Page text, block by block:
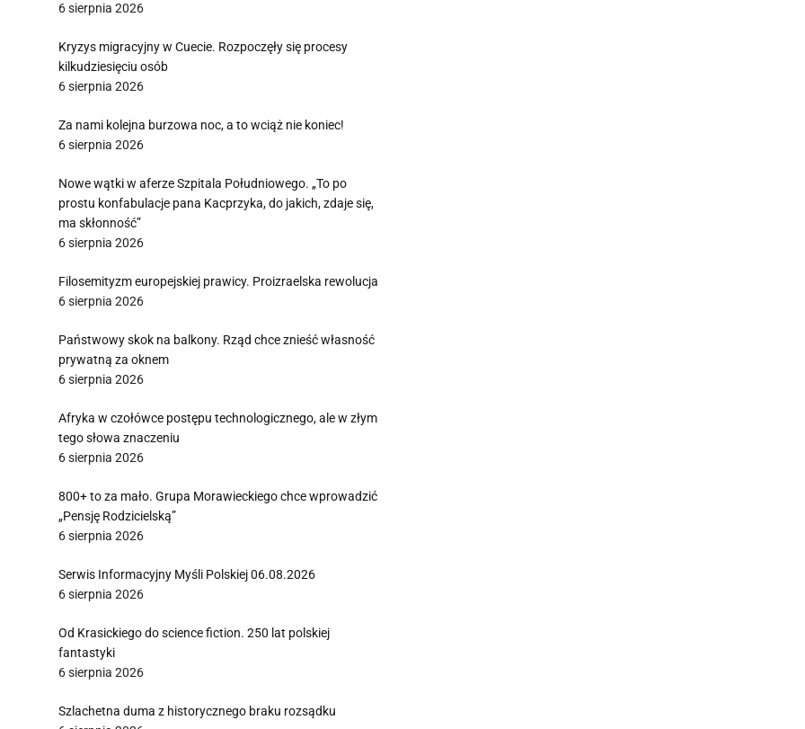
6 sierpnia 2026
Kryzys migracyjny w Cuecie. Rozpoczęły się procesy
kilkudziesięciu osób
6 sierpnia 2026
Za nami kolejna burzowa noc, a to wciąż nie koniec!
6 sierpnia 2026
Nowe wątki w aferze Szpitala Południowego. „To po
prostu konfabulacje pana Kacprzyka, do jakich, zdaje się,
ma skłonność”
6 sierpnia 2026
Filosemityzm europejskiej prawicy. Proizraelska rewolucja
6 sierpnia 2026
Państwowy skok na balkony. Rząd chce znieść własność
prywatną za oknem
6 sierpnia 2026
Afryka w czołówce postępu technologicznego, ale w złym
tego słowa znaczeniu
6 sierpnia 2026
800+ to za mało. Grupa Morawieckiego chce wprowadzić
„Pensję Rodzicielską”
6 sierpnia 2026
Serwis Informacyjny Myśli Polskiej 06.08.2026
6 sierpnia 2026
Od Krasickiego do science fiction. 250 lat polskiej
fantastyki
6 sierpnia 2026
Szlachetna duma z historycznego braku rozsądku